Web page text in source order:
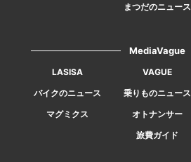
まつだのニュース
MediaVague
LASISA VAGUE
バイクのニュース
乗りものニュース
マグミクス
オトナンサー
旅費ガイド